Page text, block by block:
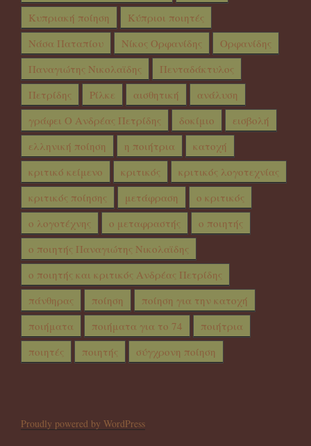
Κυπριακή ποίηση
Κύπριοι ποιητές
Νάσα Παταπίου
Νίκος Ορφανίδης
Ορφανίδης
Παναγιώτης Νικολαϊδης
Πενταδάκτυλος
Πετρίδης
Ρίλκε αισθητική
ανάλυση
γράφει Ο Ανδρέας Πετρίδης
δοκίμιο
εισβολή
ελληνική ποίηση
η ποιήτρια
κατοχή
κριτικό κείμενο
κριτικός
κριτικός λογοτεχνίας
κριτικός ποίησης
μετάφραση
ο κριτικός
ο λογοτέχνης
ο μεταφραστής
ο ποιητής
ο ποιητής Παναγιώτης Νικολαϊδης
ο ποιητής και κριτικός Ανδρέας Πετρίδης
πάνθηρας
ποίηση
ποίηση για την κατοχή
ποιήματα
ποιήματα για το 74
ποιήτρια
ποιητές
ποιητής σύγχρονη ποίηση
Proudly powered by WordPress